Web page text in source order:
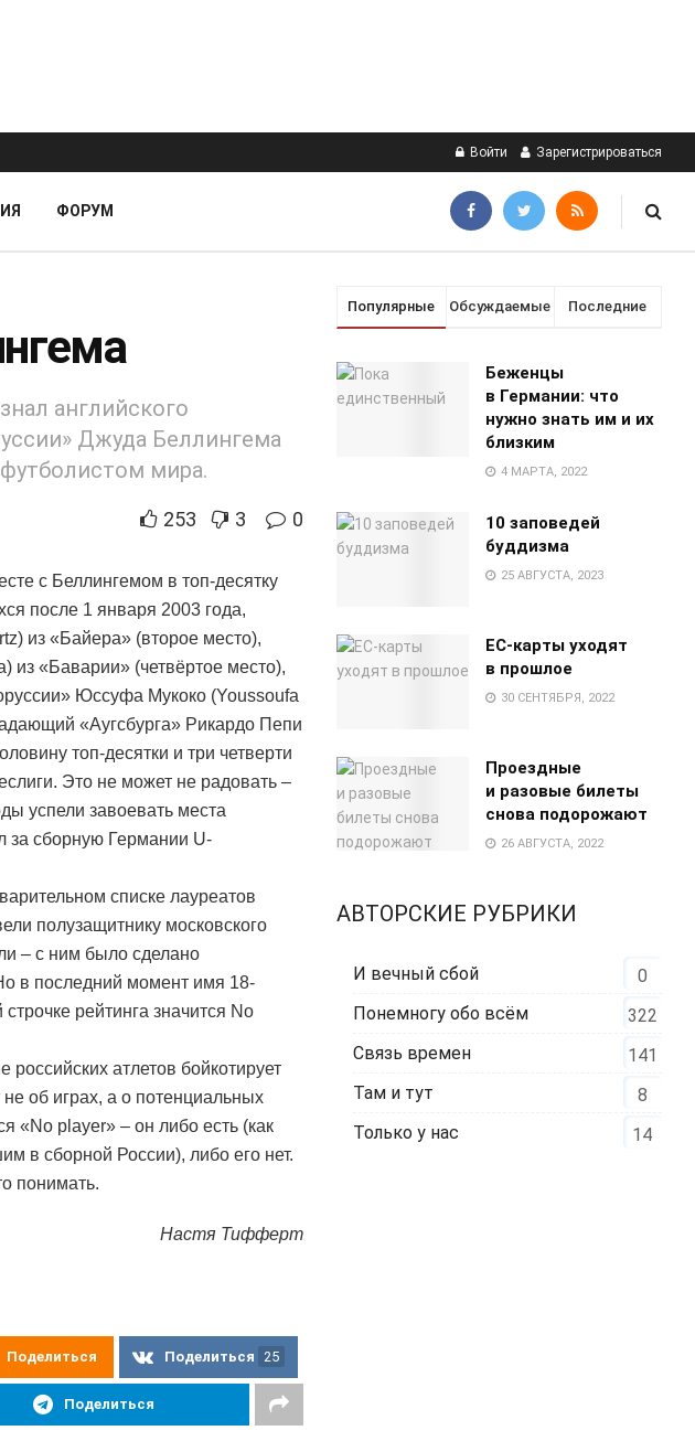
Войти Зарегистрироваться
ФОРУМ
английского
Джуда Беллингема
мира.
253 3 0
с Беллингемом в топ-десятку
после 1 января 2003 года,
из «Байера» (второе место),
«Баварии» (четвёртое место),
Юссуфа Мукоко (Youssoufa
«Аугсбурга» Рикардо Пепи
топ-десятки и три четверти
Это не может не радовать –
успели завоевать места
за сборную Германии U-
списке лауреатов
полузащитнику московского
– с ним было сделано
в последний момент имя 18-
рейтинга значится No
атлетов бойкотирует
не об играх, а о потенциальных
«No player» – он либо есть (как
в сборной России), либо его нет.
понимать.
Настя Тифферт
Поделиться Поделиться 25
Поделиться
Популярные Обсуждаемые Последние
Беженцы
в Германии: что
нужно знать им и их
близким
4 МАРТА, 2022
10 заповедей
буддизма
25 АВГУСТА, 2023
EC-карты уходят
в прошлое
30 СЕНТЯБРЯ, 2022
Проездные
и разовые билеты
снова подорожают
26 АВГУСТА, 2022
АВТОРСКИЕ РУБРИКИ
И вечный сбой
0
Понемногу обо всём
322
Связь времен
141
Там и тут
8
Только у нас
14